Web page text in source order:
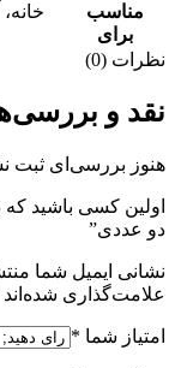
مناسب
برای
نظرات (0)
نقد و
هنوز بررسی‌ای ثبت
اولین کسی باشید
دو عددی”
نشانی ایمیل شما
علامت‌گذاری شده‌اند
امتیاز شما *